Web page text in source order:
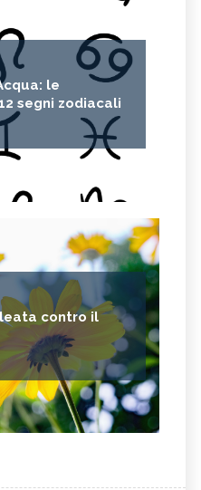
le
segni zodiacali
contro il